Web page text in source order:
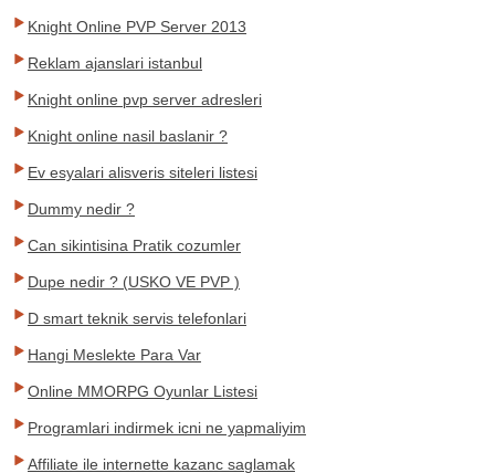
Knight Online PVP Server 2013
Reklam ajanslari istanbul
Knight online pvp server adresleri
Knight online nasil baslanir ?
Ev esyalari alisveris siteleri listesi
Dummy nedir ?
Can sikintisina Pratik cozumler
Dupe nedir ? (USKO VE PVP )
D smart teknik servis telefonlari
Hangi Meslekte Para Var
Online MMORPG Oyunlar Listesi
Programlari indirmek icni ne yapmaliyim
Affiliate ile internette kazanc saglamak